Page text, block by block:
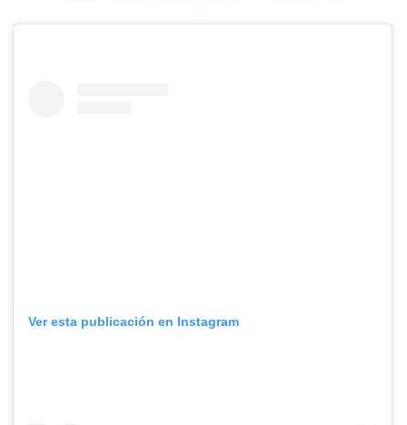
Ver esta publicación en Instagram